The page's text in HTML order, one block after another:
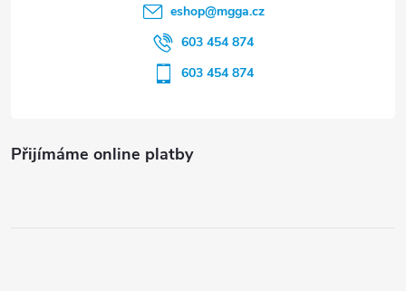
Přijímáme online platby
eshop@mgga.cz
603 454 874
603 454 874